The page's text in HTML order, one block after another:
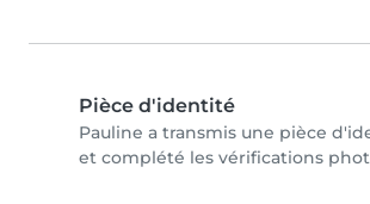
Pièce d'identité
Pauline a transmis une pièce
et complété les vérifications